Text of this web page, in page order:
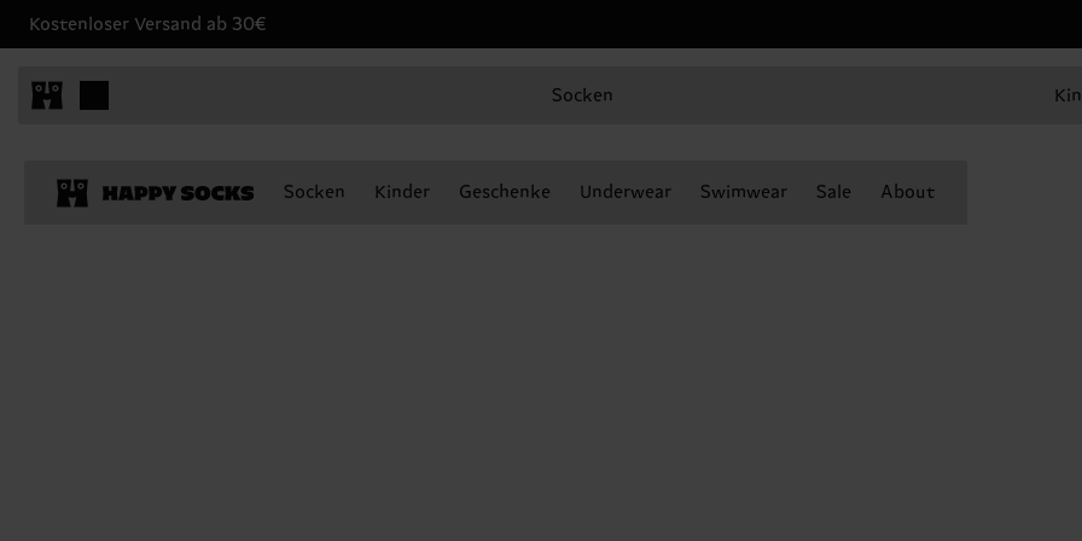
Kostenloser Versand ab 30€
Socken
Socken Kinder Geschenke Underwear Swimwear Sale About